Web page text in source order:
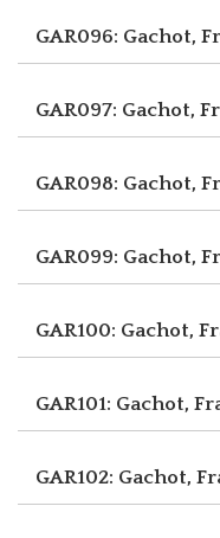
GAR096: Gachot,
GAR097: Gachot,
GAR098: Gachot,
GAR099: Gachot,
GAR100: Gachot,
GAR101: Gachot,
GAR102: Gachot,